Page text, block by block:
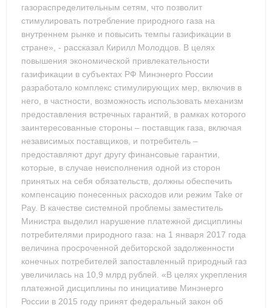
газораспределительным сетям, что позволит
стимулировать потребление природного газа на
внутреннем рынке и повысить темпы газификации в
стране», - рассказал Кирилл Молодцов. В целях
повышения экономической привлекательности
газификации в субъектах РФ Минэнерго России
разработало комплекс стимулирующих мер, включив в
него, в частности, возможность использовать механизм
предоставления встречных гарантий, в рамках которого
заинтересованные стороны – поставщик газа, включая
независимых поставщиков, и потребитель –
предоставляют друг другу финансовые гарантии,
которые, в случае неисполнения одной из сторон
принятых на себя обязательств, должны обеспечить
компенсацию понесенных расходов или режим Take or
Pay. В качестве системной проблемы заместитель
Министра выделил нарушение платежной дисциплины
потребителями природного газа: на 1 января 2017 года
величина просроченной дебиторской задолженности
конечных потребителей запоставленный природный газ
увеличилась на 10,9 млрд рублей. «В целях укрепления
платежной дисциплины по инициативе Минэнерго
России в 2015 году принят федеральный закон об